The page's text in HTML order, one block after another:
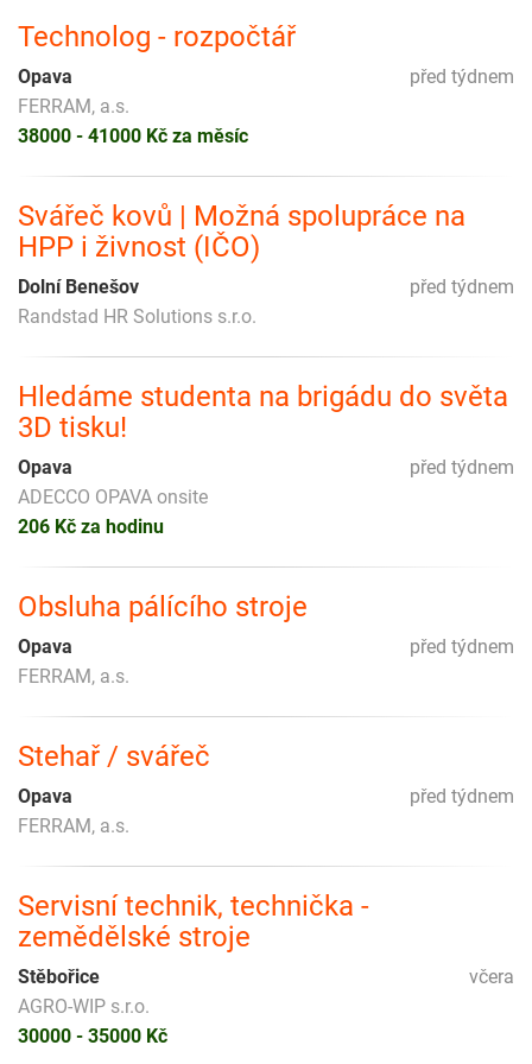
Technolog - rozpočtář
před týdnem
Opava
FERRAM, a.s.
38000 - 41000 Kč za měsíc
Svářeč kovů | Možná spolupráce na
HPP i živnost (IČO)
před týdnem
Dolní Benešov
Randstad HR Solutions s.r.o.
Hledáme studenta na brigádu do světa
3D tisku!
před týdnem
Opava
ADECCO OPAVA onsite
206 Kč za hodinu
Obsluha pálícího stroje
před týdnem
Opava
FERRAM, a.s.
Stehař / svářeč
před týdnem
Opava
FERRAM, a.s.
Servisní technik, technička -
zemědělské stroje
včera
Stěbořice
AGRO-WIP s.r.o.
30000 - 35000 Kč